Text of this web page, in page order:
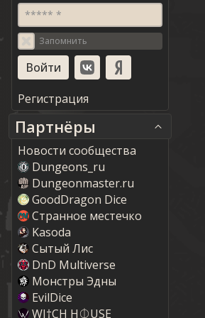
***** *
Запомнить
Регистрация
Партнёры
Новости сообщества
Dungeons_ru
Dungeonmaster.ru
GoodDragon Dice
Странное местечко
Kasoda
Сытый Лис
DnD Multiverse
Монстры Эдны
EvilDice
WI†CH H⏀USE